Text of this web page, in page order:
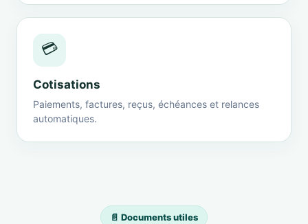
💳
Cotisations
Paiements, factures, reçus, échéances et relances
automatiques.
📄 Documents utiles